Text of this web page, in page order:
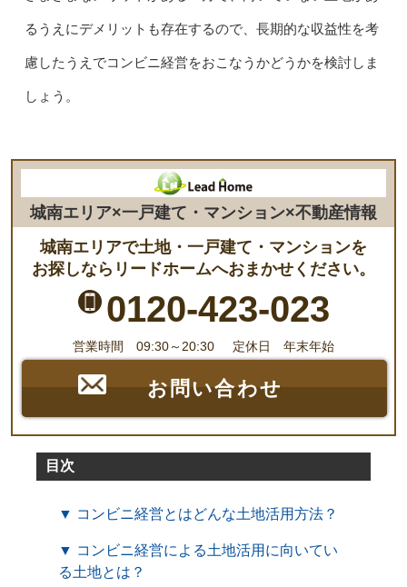
るうえにデメリットも存在するので、長期的な収益性を考
慮したうえでコンビニ経営をおこなうかどうかを検討しま
しょう。
城南エリア×一戸建て・マンション×不動産情報
城南エリアで土地・一戸建て・マンションを
お探しならリードホームへおまかせください。
0120-423-023
営業時間 09:30～20:30 定休日 年末年始
お問い合わせ
目次
▼ コンビニ経営とはどんな土地活用方法？
▼ コンビニ経営による土地活用に向いてい
る土地とは？